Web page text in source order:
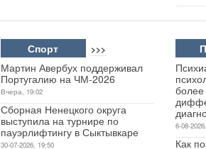
Спорт >>>
Мартин Авербух поддерживал
Португалию на ЧМ-2026
Вчера, 19:02
Сборная Ненецкого округа
выступила на турнире по
пауэрлифтингу в Сыктывкаре
30-07-2026, 19:50
более
6-08-
Как